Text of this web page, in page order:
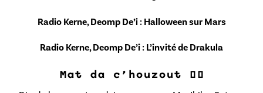
Radio Kerne, Deomp De’i : Halloween sur Mars
Radio Kerne, Deomp De’i : L’invité de Drakula
Mat da c’houzout 💀🌼